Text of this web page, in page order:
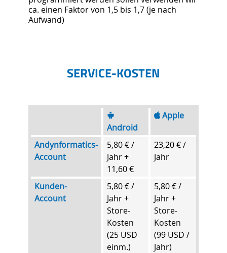
ca. einen Faktor von 1,5 bis 1,7 (je nach
Aufwand)
SERVICE-KOSTEN
Android
Apple
Andynformatics-
Account
5,80 € /
Jahr +
11,60 €
23,20 € /
Jahr
Kunden-
Account
5,80 € /
Jahr +
Store-
Kosten
(25 USD
einm.)
5,80 € /
Jahr +
Store-
Kosten
(99 USD /
Jahr)